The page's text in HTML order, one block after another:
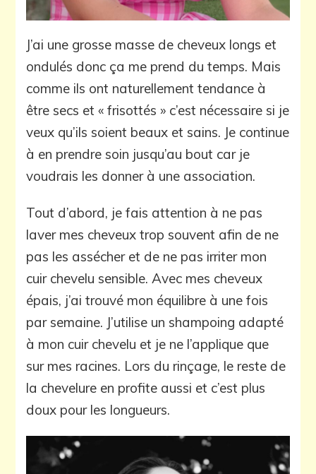
J’ai une grosse masse de cheveux longs et
ondulés donc ça me prend du temps. Mais
comme ils ont naturellement tendance à
être secs et « frisottés » c’est nécessaire si je
veux qu’ils soient beaux et sains. Je continue
à en prendre soin jusqu’au bout car je
voudrais les donner à une association.
Tout d’abord, je fais attention à ne pas
laver mes cheveux trop souvent afin de ne
pas les assécher et de ne pas irriter mon
cuir chevelu sensible. Avec mes cheveux
épais, j’ai trouvé mon équilibre à une fois
par semaine. J’utilise un shampoing adapté
à mon cuir chevelu et je ne l’applique que
sur mes racines. Lors du rinçage, le reste de
la chevelure en profite aussi et c’est plus
doux pour les longueurs.